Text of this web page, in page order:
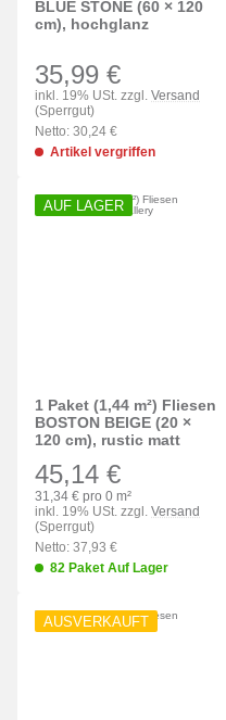
BLUE STONE (60 × 120
cm), hochglanz
35,99 €
inkl. 19% USt. zzgl. Versand
(Sperrgut)
Netto: 30,24 €
Artikel vergriffen
AUF LAGER
1 Paket (1,44 m²) Fliesen
BOSTON BEIGE (20 ×
120 cm), rustic matt
45,14 €
31,34 € pro 0 m²
inkl. 19% USt. zzgl. Versand
(Sperrgut)
Netto: 37,93 €
82 Paket Auf Lager
AUSVERKAUFT